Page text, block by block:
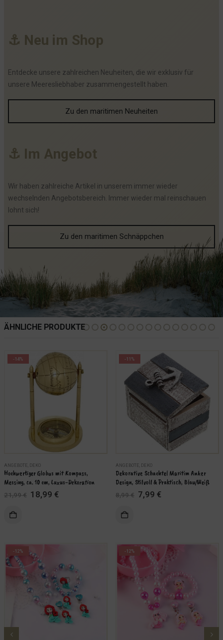
⚓ Neu im Shop
Entdecke unsere zahlreichen Neuheiten, die wir exklusiv für
unsere Meeresliebhaber zusammengestellt haben.
Zu den maritimen Neuheiten
⚓ Im Angebot
Wir haben zahlreiche Artikel in unserem immer wieder
wechselnden Angebotsbereich. Immer wieder mal reinschauen
lohnt sich!
Zu den maritimen Schnäppchen
ÄHNLICHE PRODUKTE
-14%
ANGEBOTE DEKO
Hochwertiger Globus mit Kompass,
Messing, ca. 10 cm, Luxus-Dekoration
21,99€ Ursprünglicher
Preis
18,99 €Aktueller
-11%
ANGEBOTE DEKO
Dekorative Schachtel Maritim Anker
Design, Stilvoll & Praktisch, Blau/Weiß
8,99€ Ursprünglicher
Preis
7,99 €Aktueller
-12% -12%